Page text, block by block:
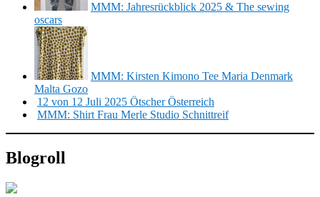
MMM: Jahresrückblick 2025 & The sewing
oscars
MMM: Kirsten Kimono Tee Maria Denmark
Malta Gozo
12 von 12 Juli 2025 Ötscher Österreich
MMM: Shirt Frau Merle Studio Schnittreif
Blogroll